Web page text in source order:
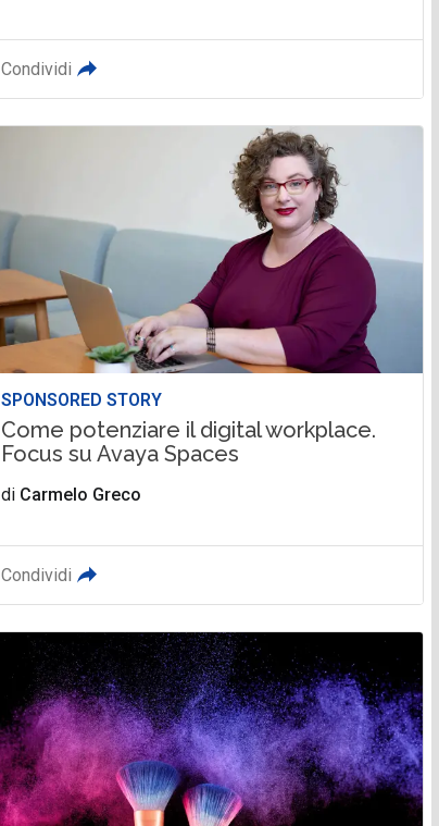
Condividi
SPONSORED STORY
Come potenziare il digital workplace.
Focus su Avaya Spaces
di Carmelo Greco
Condividi